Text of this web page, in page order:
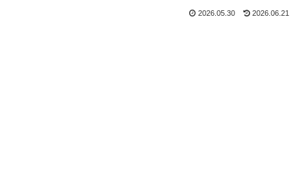
2026.05.30 2026.06.21